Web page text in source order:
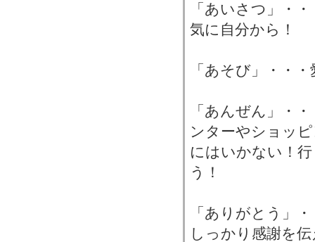
「あいさつ」・
気に自分から！
「あそび」・・
「あんぜん」・
ンターやショッ
にはいかない！
う！
「ありがとう」
しっかり感謝を